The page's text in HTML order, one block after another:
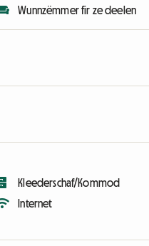
Wunnzëmmer fir ze deelen
Kleederschaf/Kommod
Internet